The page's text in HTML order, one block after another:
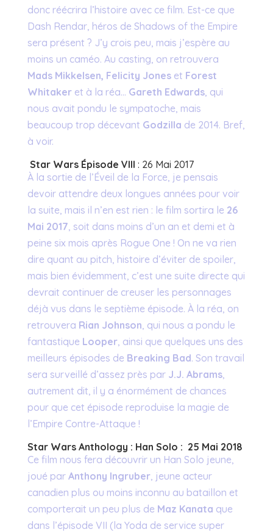
donc réécrira l’histoire avec ce film. Est-ce que
Dash Rendar, héros de Shadows of the Empire
sera présent ? J’y crois peu, mais j’espère au
moins un caméo. Au casting, on retrouvera
Mads Mikkelsen, Felicity Joneset Forest
Whitakeret à la réa… Gareth Edwards, qui
nous avait pondu le sympatoche, mais
beaucoup trop décevant Godzilla de 2014. Bref,
à voir.
Star Wars Épisode VIII : 26 Mai 2017
À la sortie de l’Éveil de la Force, je pensais
devoir attendre deux longues années pour voir
la suite, mais il n’en est rien : le film sortira le 26
Mai 2017, soit dans moins d’un an et demi et à
peine six mois après Rogue One ! On ne va rien
dire quant au pitch, histoire d’éviter de spoiler,
mais bien évidemment, c’est une suite directe qui
devrait continuer de creuser les personnages
déjà vus dans le septième épisode. À la réa, on
retrouvera Rian Johnson, qui nous a pondu le
fantastique Looper, ainsi que quelques uns des
meilleurs épisodes de Breaking Bad. Son travail
sera surveillé d’assez près par J.J. Abrams,
autrement dit, il y a énormément de chances
pour que cet épisode reproduise la magie de
l’Empire Contre-Attaque !
Star Wars Anthology : Han Solo : 25 Mai 2018
Ce film nous fera découvrir un Han Solo jeune,
joué par Anthony Ingruber, jeune acteur
canadien plus ou moins inconnu au bataillon et
comporterait un peu plus de Maz Kanata que
dans l’épisode VII (la Yoda de service super